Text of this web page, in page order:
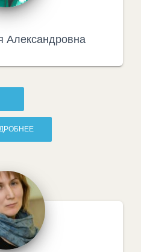
Александровна